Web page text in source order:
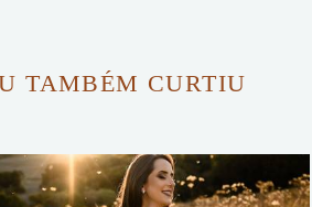
TAMBÉM CURTIU